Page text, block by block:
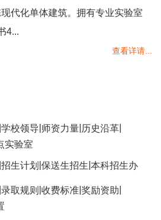
代化单体建筑。拥有专业实验室
4...
查看详请...
学校领导 师资力量 历史沿革
实验室
招生计划 保送生招生 本科招生办
录取规则 收费标准 奖励资助